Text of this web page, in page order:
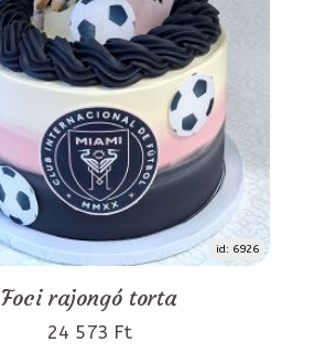
id: 6926
Foci rajongó torta
24 573 Ft